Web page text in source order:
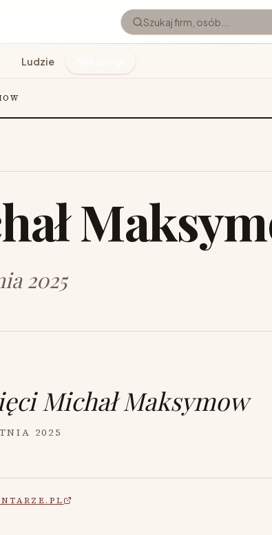
Ludzie
2025
Michał Maksymow
2025